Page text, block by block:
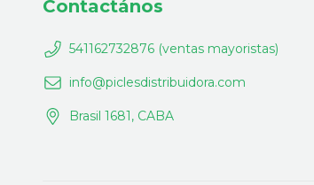
Contactános
541162732876 (ventas mayoristas)
info@piclesdistribuidora.com
Brasil 1681, CABA